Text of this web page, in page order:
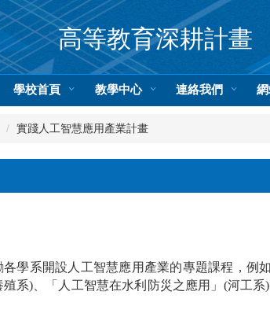
高等教育深耕計畫
學校首頁 教學中心 連絡我們
實踐人工智慧應用產業計畫
學系開設人工智慧應用產業的專題課程，例
系)、「人工智慧在水利防災之應用」(河工